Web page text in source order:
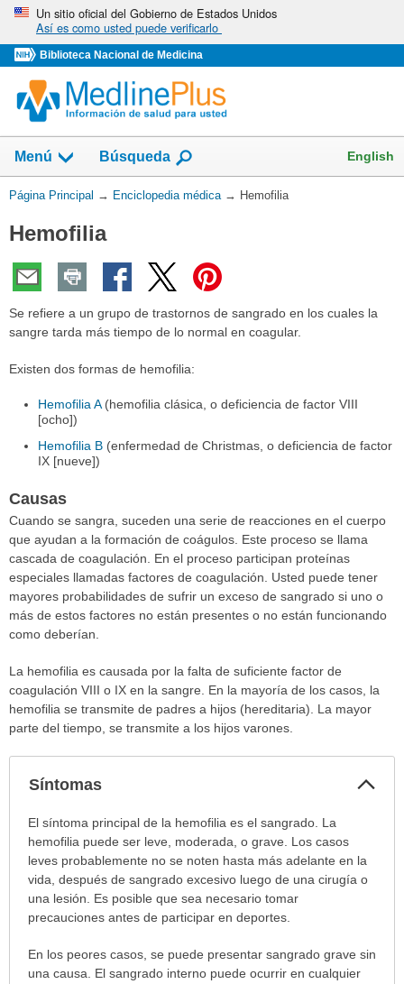
Omita
vaya
al
Contenido
Un sitio oficial del Gobierno de Estados Unidos
Así es como usted puede verificarlo
Biblioteca Nacional de Medicina
Menú Búsqueda English
Usted
aquí:
Página Principal → Enciclopedia médica → Hemofilia
Hemofilia
Se refiere a un grupo de trastornos de sangrado en los cuales la
sangre tarda más tiempo de lo normal en coagular.
Existen dos formas de hemofilia:
Hemofilia A(hemofilia clásica, o deficiencia de factor VIII
[ocho])
Hemofilia B (enfermedad de Christmas, o deficiencia de factor
IX [nueve])
Causas
Cuando se sangra, suceden una serie de reacciones en el cuerpo
que ayudan a la formación de coágulos. Este proceso se llama
cascada de coagulación. En el proceso participan proteínas
especiales llamadas factores de coagulación. Usted puede tener
mayores probabilidades de sufrir un exceso de sangrado si uno o
más de estos factores no están presentes o no están funcionando
como deberían.
La hemofilia es causada por la falta de suficiente factor de
coagulación VIII o IX en la sangre. En la mayoría de los casos, la
hemofilia se transmite de padres a hijos (hereditaria). La mayor
parte del tiempo, se transmite a los hijos varones.
Síntomas
Síntomas
sido
extendido.
El síntoma principal de la hemofilia es el sangrado. La
hemofilia puede ser leve, moderada, o grave. Los casos
leves probablemente no se noten hasta más adelante en la
vida, después de sangrado excesivo luego de una cirugía o
una lesión. Es posible que sea necesario tomar
precauciones antes de participar en deportes.
En los peores casos, se puede presentar sangrado grave sin
una causa. El sangrado interno puede ocurrir en cualquier